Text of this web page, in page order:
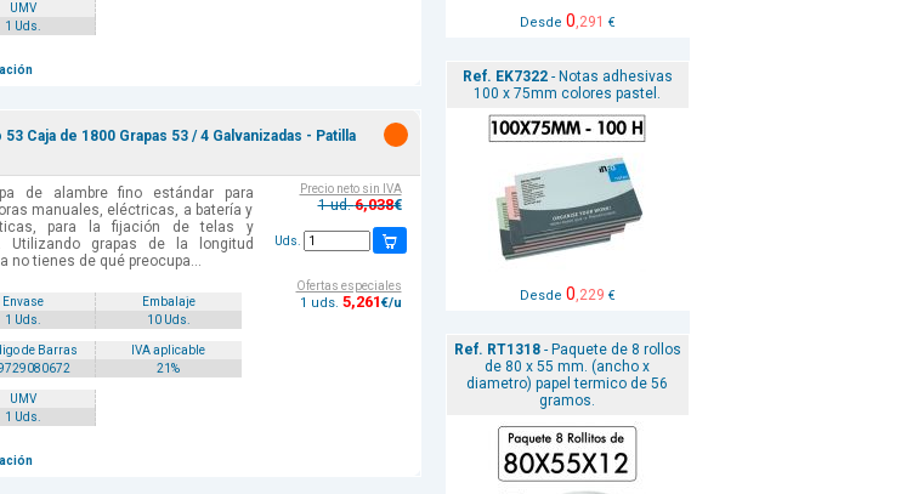
UMV
1 Uds.
Caja de 1800 Grapas 53 / 4 Galvanizadas - Patilla
de alambre fino estándar para
manuales, eléctricas, a batería y
para la fijación de telas y
Utilizando grapas de la longitud
no tienes de qué preocupa...
Envase
Embalaje
1 Uds.
10 Uds.
de Barras
IVA aplicable
21%
UMV
1 Uds.
Precio neto sin IVA
1 ud.6,038€
Uds.
Ofertas especiales
1 uds. 5,261€/u
Desde 0,291 €
Ref. EK7322- Notas adhesivas
100 x 75mm colores pastel.
Desde 0,229 €
Ref. RT1318- Paquete de 8 rollos
de 80 x 55 mm. (ancho x
diametro) papel termico de 56
gramos.